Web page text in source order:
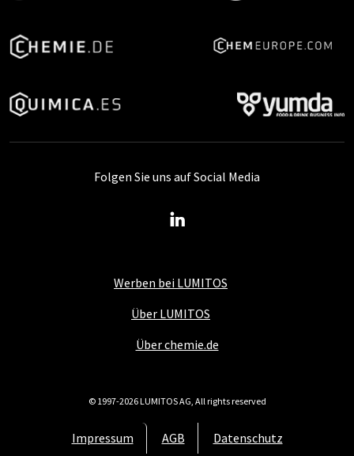
Werben bei LUMITOS
Über LUMITOS
Über chemie.de
Impressum AGB Datenschutz
Folgen Sie uns auf Social Media
© 1997-2026 LUMITOS AG, All rights reserved